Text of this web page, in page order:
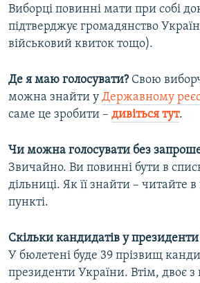
Виборці повинні мати при собі
підтверджує громадянство
військовий квиток тощо).
Де я маю голосувати?Свою
можна знайти у Державному
саме це зробити – дивіться тут.
Чи можна голосувати без
Звичайно. Ви повинні бути в
дільниці. Як її знайти – читайте
пункті.
Скільки кандидатів у президенти
У бюлетені буде 39 прізвищ
президенти України. Втім, двоє